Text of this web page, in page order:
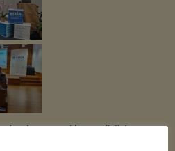
promovidas por distintas